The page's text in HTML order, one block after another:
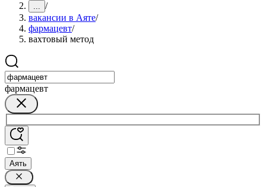
... /
вакансии в Аяте/
фармацевт/
вахтовый метод
фармацевт
Аять